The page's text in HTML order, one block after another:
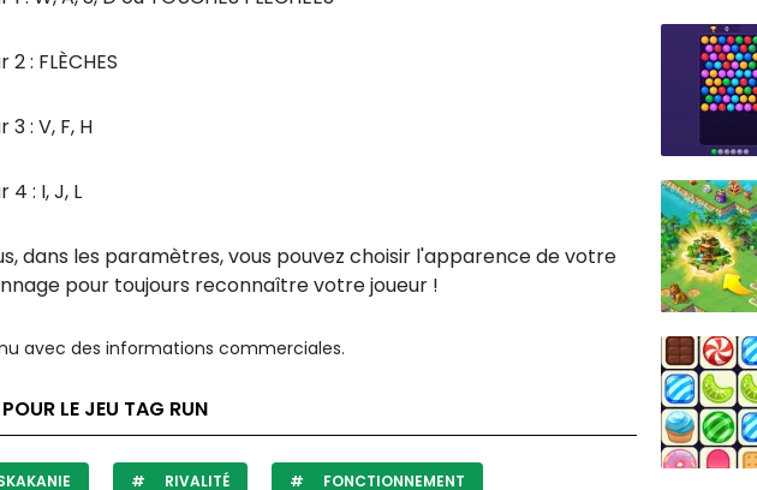
2 : FLÈCHES
3 : V, F, H
4 : I, J, L
dans les paramètres, vous pouvez choisir l'apparence de votre
pour toujours reconnaître votre joueur !
avec des informations commerciales.
LE JEU TAG RUN
RIVALITÉ FONCTIONNEMENT